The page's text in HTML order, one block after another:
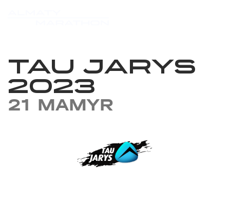
TAU JARYS
2023
21 MAMYR